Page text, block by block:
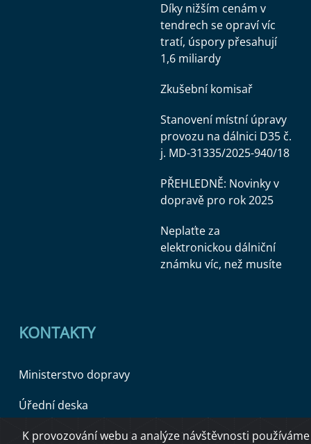
Díky nižším cenám v
tendrech se opraví víc
tratí, úspory přesahují
1,6 miliardy
Zkušební komisař
Stanovení místní úpravy
provozu na dálnici D35 č.
j. MD-31335/2025-940/18
PŘEHLEDNĚ: Novinky v
dopravě pro rok 2025
Neplaťte za
elektronickou dálniční
známku víc, než musíte
KONTAKTY
Ministerstvo dopravy
Úřední deska
K provozování webu a analýze návštěvnosti používáme